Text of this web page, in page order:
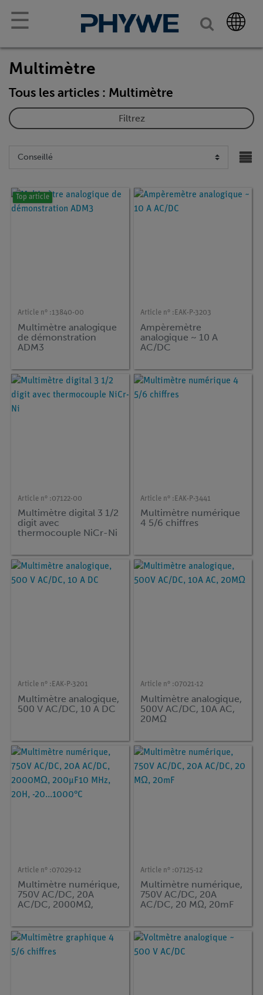
☰
Multimètre
Tous les articles : Multimètre
Filtrez
Top article
Article n° :13840-00
Multimètre analogique
de démonstration
ADM3
Article n° : EAK-P-3203
Ampèremètre
analogique ~ 10 A
AC/DC
Article n° :07122-00
Multimètre digital 3 1/2
digit avec
thermocouple NiCr-Ni
Article n° : EAK-P-3441
Multimètre numérique
4 5/6 chiffres
Article n° : EAK-P-3201
Multimètre analogique,
500 V AC/DC, 10 A DC
Article n° :07021-12
Multimètre analogique,
500V AC/DC, 10A AC,
20MΩ
Article n° :07029-12
Multimètre numérique,
750V AC/DC, 20A
AC/DC, 2000MΩ,
-20...1000°C
Article n° :07125-12
Multimètre numérique,
750V AC/DC, 20A
AC/DC, 20 MΩ, 20mF